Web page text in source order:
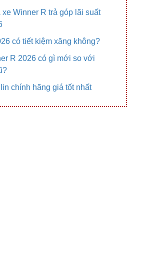
xe Winner R trả góp lãi suất
có tiết kiệm xăng không?
R 2026 có gì mới so với
chính hãng giá tốt nhất